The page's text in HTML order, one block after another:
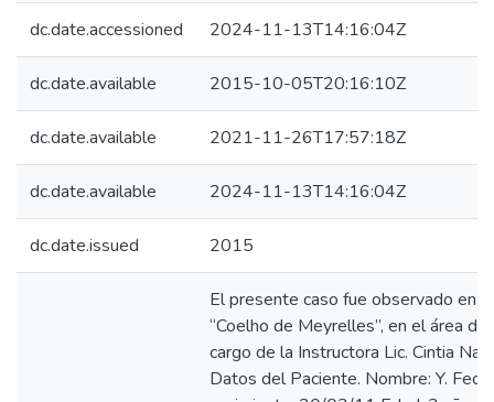
dc.date.accessioned 2024-11-13T14:16:04Z
dc.date.available 2015-10-05T20:16:10Z
dc.date.available 2021-11-26T17:57:18Z
dc.date.available 2024-11-13T14:16:04Z
dc.date.issued 2015
El presente caso fue observado en
“Coelho de Meyrelles”, en el área
cargo de la Instructora Lic. Cintia
Datos del Paciente. Nombre: Y.